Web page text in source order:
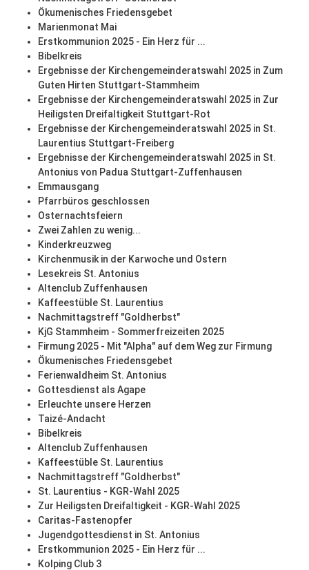
Ökumenisches Friedensgebet
Marienmonat Mai
Erstkommunion 2025 - Ein Herz für ...
Bibelkreis
Ergebnisse der Kirchengemeinderatswahl 2025 in Zum
Guten Hirten Stuttgart-Stammheim
Ergebnisse der Kirchengemeinderatswahl 2025 in Zur
Heiligsten Dreifaltigkeit Stuttgart-Rot
Ergebnisse der Kirchengemeinderatswahl 2025 in St.
Laurentius Stuttgart-Freiberg
Ergebnisse der Kirchengemeinderatswahl 2025 in St.
Antonius von Padua Stuttgart-Zuffenhausen
Emmausgang
Pfarrbüros geschlossen
Osternachtsfeiern
Zwei Zahlen zu wenig...
Kinderkreuzweg
Kirchenmusik in der Karwoche und Ostern
Lesekreis St. Antonius
Altenclub Zuffenhausen
Kaffeestüble St. Laurentius
Nachmittagstreff "Goldherbst"
KjG Stammheim - Sommerfreizeiten 2025
Firmung 2025 - Mit "Alpha" auf dem Weg zur Firmung
Ökumenisches Friedensgebet
Ferienwaldheim St. Antonius
Gottesdienst als Agape
Erleuchte unsere Herzen
Taizé-Andacht
Bibelkreis
Altenclub Zuffenhausen
Kaffeestüble St. Laurentius
Nachmittagstreff "Goldherbst"
St. Laurentius - KGR-Wahl 2025
Zur Heiligsten Dreifaltigkeit - KGR-Wahl 2025
Caritas-Fastenopfer
Jugendgottesdienst in St. Antonius
Erstkommunion 2025 - Ein Herz für ...
Kolping Club 3